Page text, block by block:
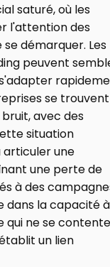
saturé, où les
l'attention des
démarquer. Les
peuvent
se trouvent
avec des
situation
articuler une
une perte de
à des
dans la capacité à
qui ne se contente
un lien